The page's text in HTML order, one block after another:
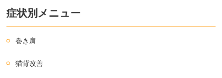
症状別メニュー
巻き肩
猫背改善